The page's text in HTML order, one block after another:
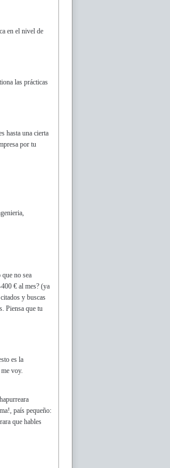
en el nivel de
las prácticas
hasta una cierta
por tu
no sea
€ al mes? (ya
y buscas
Piensa que tu
es la
voy.
país pequeño:
que hables